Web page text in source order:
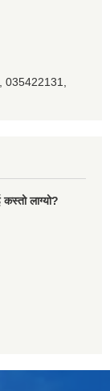
035422131,
लाग्यो?